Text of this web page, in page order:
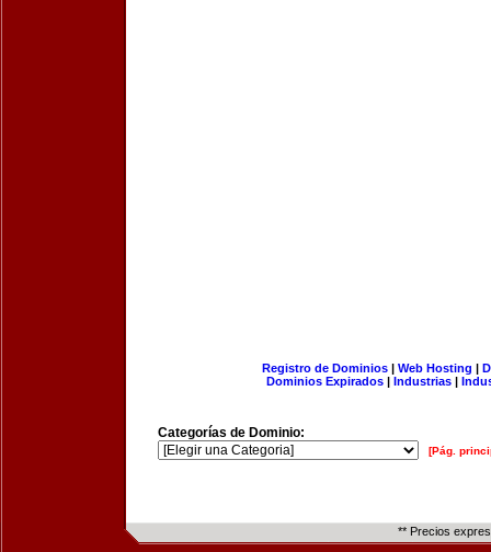
Registro de Dominios| Web Hosting |
Dominios Expirados | Industrias |
Categorías de Dominio:
[Pág.
** Precios